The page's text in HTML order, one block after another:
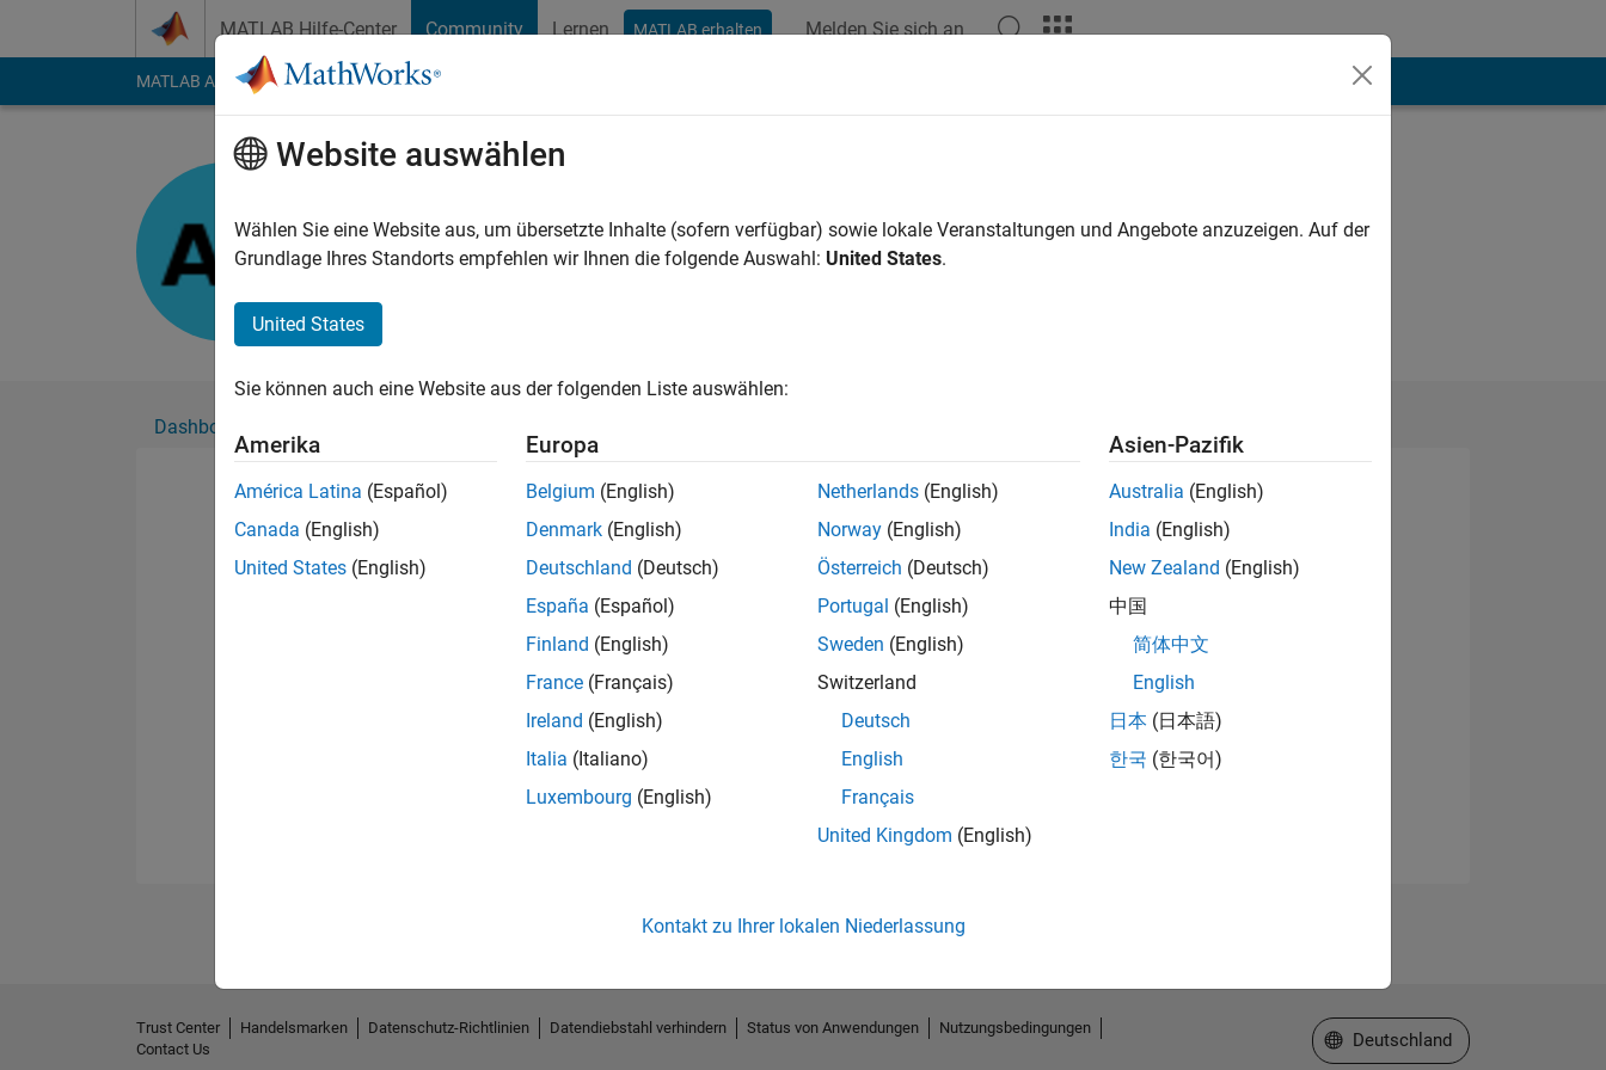
MATLAB Hilfe-Center Community Lernen MATLAB erhalten Melden Sie sich an
MATLAB Answers File Exchange Cody
Aktiv seit 2025
Followers:0 Following:0
Dashboard
Please to endorse this person in a skill
No Endorsements received
Website auswählen
Wählen Sie eine Website aus, um übersetzte Inhalte (sofern verfügbar) sowie lokale Veranstaltungen und Angebote anzuzeigen. Auf der
Grundlage Ihres Standorts empfehlen wir Ihnen die folgende Auswahl: United States.
United States
Sie können auch eine Website aus der folgenden Liste auswählen:
Amerika
América Latina (Español)
Canada (English)
United States (English)
Europa
Belgium (English)
Denmark (English)
Deutschland (Deutsch)
España (Español)
Finland (English)
France (Français)
Ireland (English)
Italia (Italiano)
Luxembourg (English)
Netherlands (English)
Norway (English)
Österreich (Deutsch)
Portugal (English)
Sweden (English)
Switzerland
Deutsch
English
Français
United Kingdom (English)
Asien-Pazifik
Australia (English)
India (English)
New Zealand (English)
中国
简体中文
English
日本 (日本語)
한국 (한국어)
Kontakt zu Ihrer lokalen Niederlassung
Trust Center Handelsmarken Datenschutz-Richtlinien Datendiebstahl verhindern Status von Anwendungen
Nutzungsbedingungen
Contact Us
Website auswählen
Deutschland